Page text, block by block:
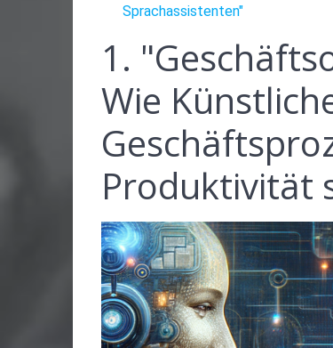
Sprachassistenten"
1.
Wie
Produktivität